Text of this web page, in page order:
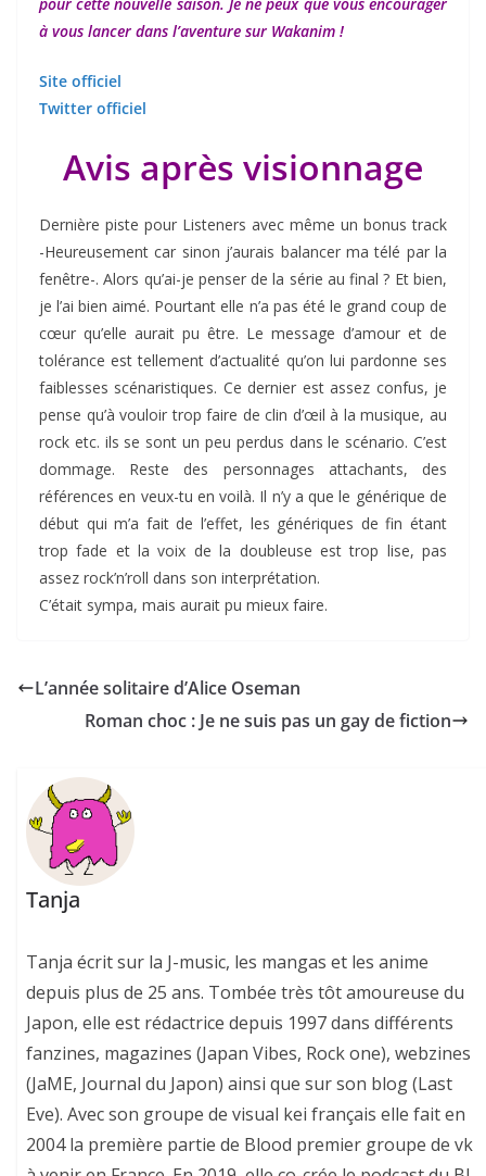
à vous lancer dans l’aventure sur Wakanim !
Site officiel
Twitter officiel
Avis après visionnage
Dernière piste pour Listeners avec même un bonus track
-Heureusement car sinon j’aurais balancer ma télé par la
fenêtre-. Alors qu’ai-je penser de la série au final ? Et bien,
je l’ai bien aimé. Pourtant elle n’a pas été le grand coup de
cœur qu’elle aurait pu être. Le message d’amour et de
tolérance est tellement d’actualité qu’on lui pardonne ses
faiblesses scénaristiques. Ce dernier est assez confus, je
pense qu’à vouloir trop faire de clin d’œil à la musique, au
rock etc. ils se sont un peu perdus dans le scénario. C’est
dommage. Reste des personnages attachants, des
références en veux-tu en voilà. Il n’y a que le générique de
début qui m’a fait de l’effet, les génériques de fin étant
trop fade et la voix de la doubleuse est trop lise, pas
assez rock’n’roll dans son interprétation.
C’était sympa, mais aurait pu mieux faire.
L’année solitaire d’Alice Oseman
Roman choc : Je ne suis pas un gay de fiction
Tanja
Tanja écrit sur la J-music, les mangas et les anime
depuis plus de 25 ans. Tombée très tôt amoureuse du
Japon, elle est rédactrice depuis 1997 dans différents
fanzines, magazines (Japan Vibes, Rock one), webzines
(JaME, Journal du Japon) ainsi que sur son blog (Last
Eve). Avec son groupe de visual kei français elle fait en
2004 la première partie de Blood premier groupe de vk